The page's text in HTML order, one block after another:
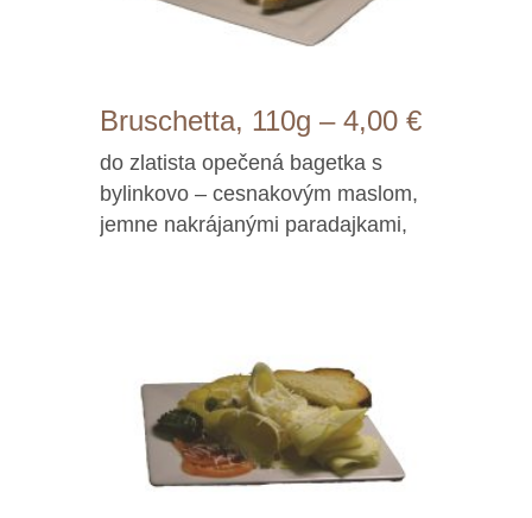
Bruschetta, 110g – 4,00 €
do zlatista opečená bagetka s
bylinkovo – cesnakovým maslom,
jemne nakrájanými paradajkami,